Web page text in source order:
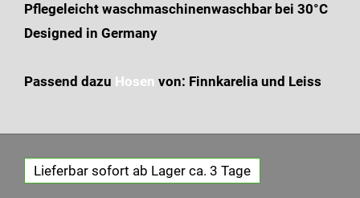
Pflegeleicht waschmaschinenwaschbar bei 30°C
Designed in Germany
Passend dazu Hosen von: Finnkarelia und Leiss
Lieferbar sofort ab Lager ca. 3 Tage